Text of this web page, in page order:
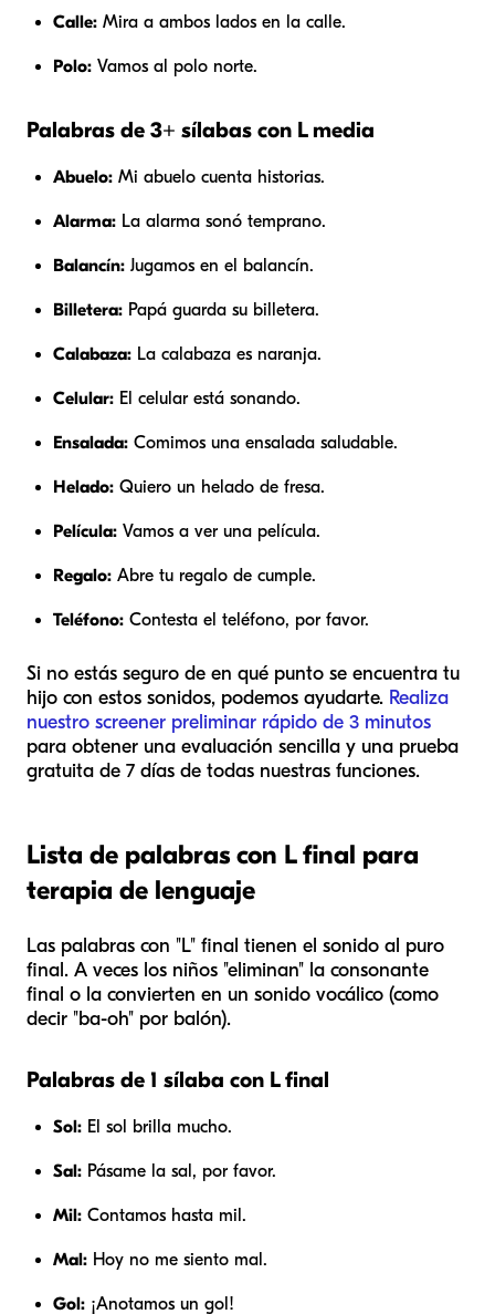
Calle: Mira a ambos lados en la calle.
Polo: Vamos al polo norte.
Palabras de 3+ sílabas con L media
Abuelo: Mi abuelo cuenta historias.
Alarma: La alarma sonó temprano.
Balancín: Jugamos en el balancín.
Billetera: Papá guarda su billetera.
Calabaza: La calabaza es naranja.
Celular: El celular está sonando.
Ensalada: Comimos una ensalada saludable.
Helado: Quiero un helado de fresa.
Película: Vamos a ver una película.
Regalo: Abre tu regalo de cumple.
Teléfono: Contesta el teléfono, por favor.
Si no estás seguro de en qué punto se encuentra tu
hijo con estos sonidos, podemos ayudarte. Realiza
nuestro screener preliminar rápido de 3 minutos
para obtener una evaluación sencilla y una prueba
gratuita de 7 días de todas nuestras funciones.
Lista de palabras con L final para
terapia de lenguaje
Las palabras con "L" final tienen el sonido al puro
final. A veces los niños "eliminan" la consonante
final o la convierten en un sonido vocálico (como
decir "ba-oh" por balón).
Palabras de 1 sílaba con L final
Sol: El sol brilla mucho.
Sal: Pásame la sal, por favor.
Mil: Contamos hasta mil.
Mal: Hoy no me siento mal.
Gol: ¡Anotamos un gol!